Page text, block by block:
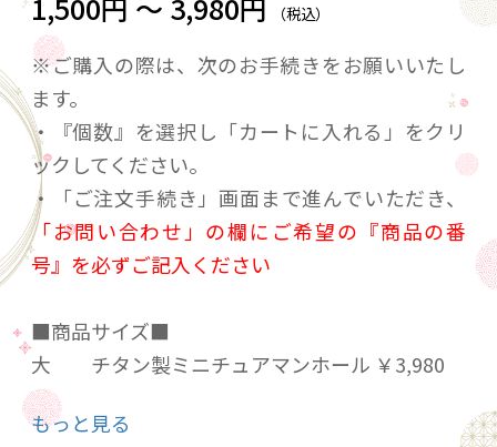
（税込）
※ご購入の際は、次のお手続きをお願いいたし
ます。
・『個数』を選択し「カートに入れる」をクリ
ックしてください。
・「ご注文手続き」画面まで進んでいただき、
「お問い合わせ」の欄にご希望の『商品の番
号』を必ずご記入ください
■商品サイズ■
大 チタン製ミニチュアマンホール ￥3,980
直径100ｍｍ 厚み5ｍｍ 重量65ｇ
材質 マンホール…チタン製 外枠…ABS樹脂
もっと見る